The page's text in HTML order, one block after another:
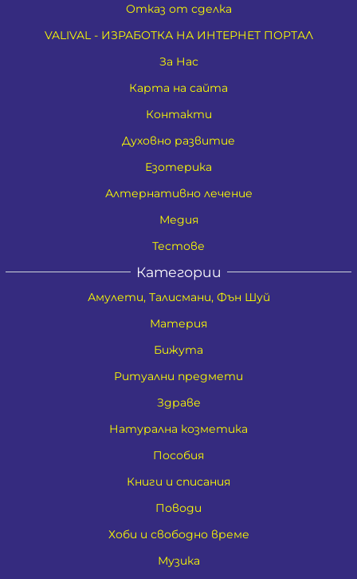
Отказ от сделка
VALIVAL - ИЗРАБОТКА НА ИНТЕРНЕТ ПОРТАЛ
За Нас
Карта на сайта
Контакти
Духовно развитие
Езотерика
Алтернативно лечение
Медия
Тестове
Категории
Амулети, Талисмани, Фън Шуй
Материя
Бижута
Ритуални предмети
Здраве
Натурална козметика
Пособия
Книги и списания
Поводи
Хоби и свободно време
Музика